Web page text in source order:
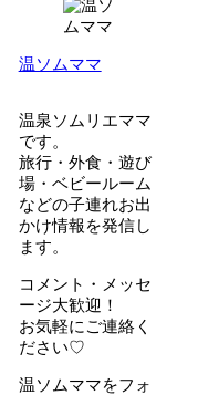
温ソムママ
温泉ソムリエママ
です。
旅行・外食・遊び
場・ベビールーム
などの子連れお出
かけ情報を発信し
ます。
コメント・メッセ
ージ大歓迎！
お気軽にご連絡く
ださい♡
温ソムママをフォ